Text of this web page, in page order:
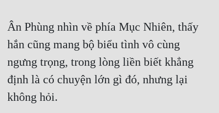
Phương Tây
Phản Phái
Quan Trường
Ân Phùng nhìn về phía Mục Nhiên, thấy
hắn cũng mang bộ biểu tình vô cùng
ngưng trọng, trong lòng liền biết khẳng
định là có chuyện lớn gì đó, nhưng lại
không hỏi.